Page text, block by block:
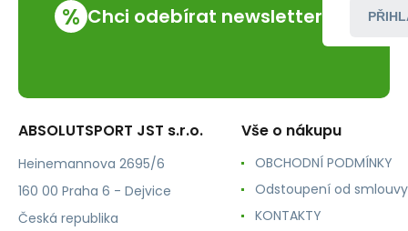
% Chci odebírat newsletter
ABSOLUTSPORT JST s.r.o.
Heinemannova 2695/6
160 00 Praha 6 - Dejvice
Česká republika
Vše o nákupu
OBCHODNÍ PODMÍNKY
Odstoupení od smlouvy
KONTAKTY